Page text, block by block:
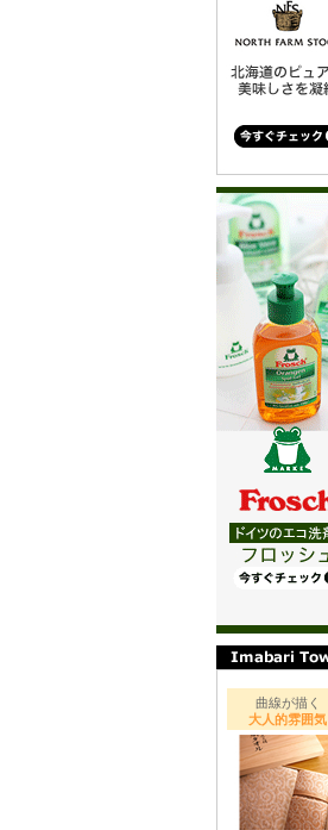
曲線が描く
大人的雰囲気